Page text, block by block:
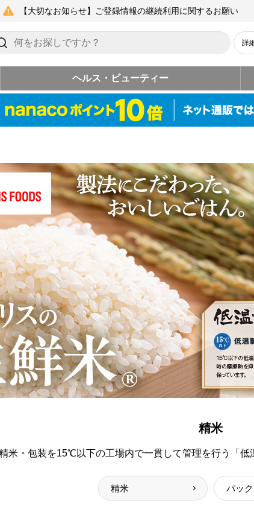
【大切なお知らせ】ご登録情報の継続利用に関するお願い
詳
ヘルス・ビューティー
精米
米・包装を15℃以下の工場内で一貫して管理を行う「低
精米 パッ